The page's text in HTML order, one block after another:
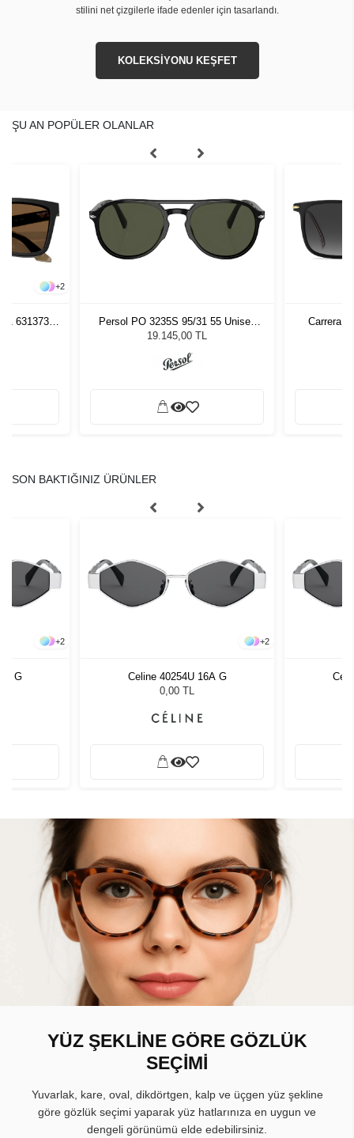
stilini net çizgilerle ifade edenler için tasarlandı.
KOLEKSİYONU KEŞFET
ŞU AN POPÜLER OLANLAR
+2
631373
Persol PO 3235S 95/31 55 Unisex
Güneş Gözlüğü
19.145,00 TL
Carrera
SON BAKTIĞINIZ ÜRÜNLER
+2
G
+2
Celine 40254U 16A G
0,00 TL
YÜZ ŞEKLİNE GÖRE GÖZLÜK
SEÇİMİ
Yuvarlak, kare, oval, dikdörtgen, kalp ve üçgen yüz şekline
göre gözlük seçimi yaparak yüz hatlarınıza en uygun ve
dengeli görünümü elde edebilirsiniz.